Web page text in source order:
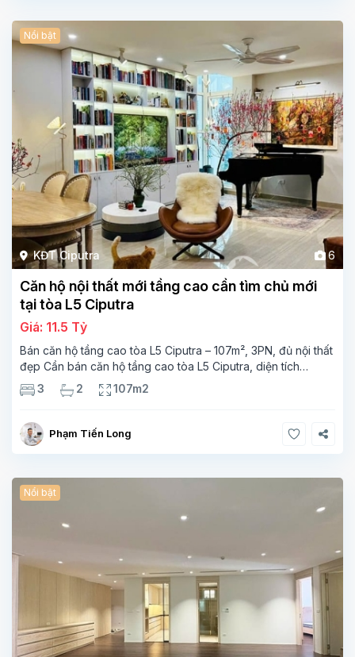
KĐT Ciputra 6
Nổi bật
Căn hộ nội thất mới tầng cao cần tìm chủ mới
tại tòa L5 Ciputra
Giá: 11.5 Tỷ
Bán căn hộ tầng cao tòa L5 Ciputra – 107m², 3PN, đủ nội thất
đẹp Cần bán căn hộ tầng cao tòa L5 Ciputra, diện tích
107m², thiết kế 3 phòng ngủ – 2 vệ sinh, không gian rộng
thoáng. Căn
3 2 107m2
Phạm Tiến Long
Nổi bật